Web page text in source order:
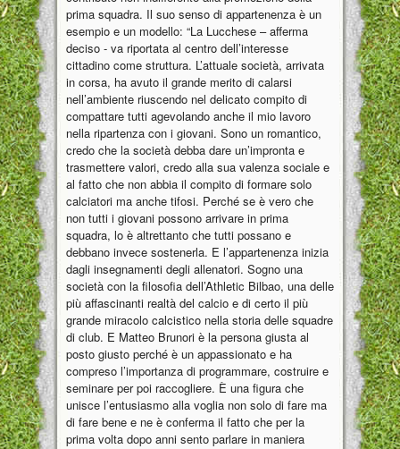
prima squadra. Il suo senso di appartenenza è un
esempio e un modello: “La Lucchese – afferma
deciso - va riportata al centro dell’interesse
cittadino come struttura. L’attuale società, arrivata
in corsa, ha avuto il grande merito di calarsi
nell’ambiente riuscendo nel delicato compito di
compattare tutti agevolando anche il mio lavoro
nella ripartenza con i giovani. Sono un romantico,
credo che la società debba dare un’impronta e
trasmettere valori, credo alla sua valenza sociale e
al fatto che non abbia il compito di formare solo
calciatori ma anche tifosi. Perché se è vero che
non tutti i giovani possono arrivare in prima
squadra, lo è altrettanto che tutti possano e
debbano invece sostenerla. E l’appartenenza inizia
dagli insegnamenti degli allenatori. Sogno una
società con la filosofia dell’Athletic Bilbao, una delle
più affascinanti realtà del calcio e di certo il più
grande miracolo calcistico nella storia delle squadre
di club. E Matteo Brunori è la persona giusta al
posto giusto perché è un appassionato e ha
compreso l’importanza di programmare, costruire e
seminare per poi raccogliere. È una figura che
unisce l’entusiasmo alla voglia non solo di fare ma
di fare bene e ne è conferma il fatto che per la
prima volta dopo anni sento parlare in maniera